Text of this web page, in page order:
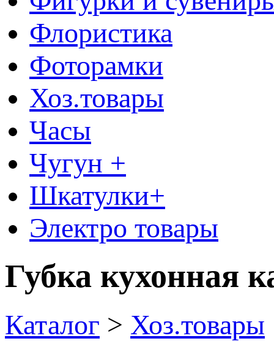
Флористика
Фоторамки
Хоз.товары
Часы
Чугун +
Шкатулки+
Электро товары
Губка кухонная
Каталог > Хоз.товары